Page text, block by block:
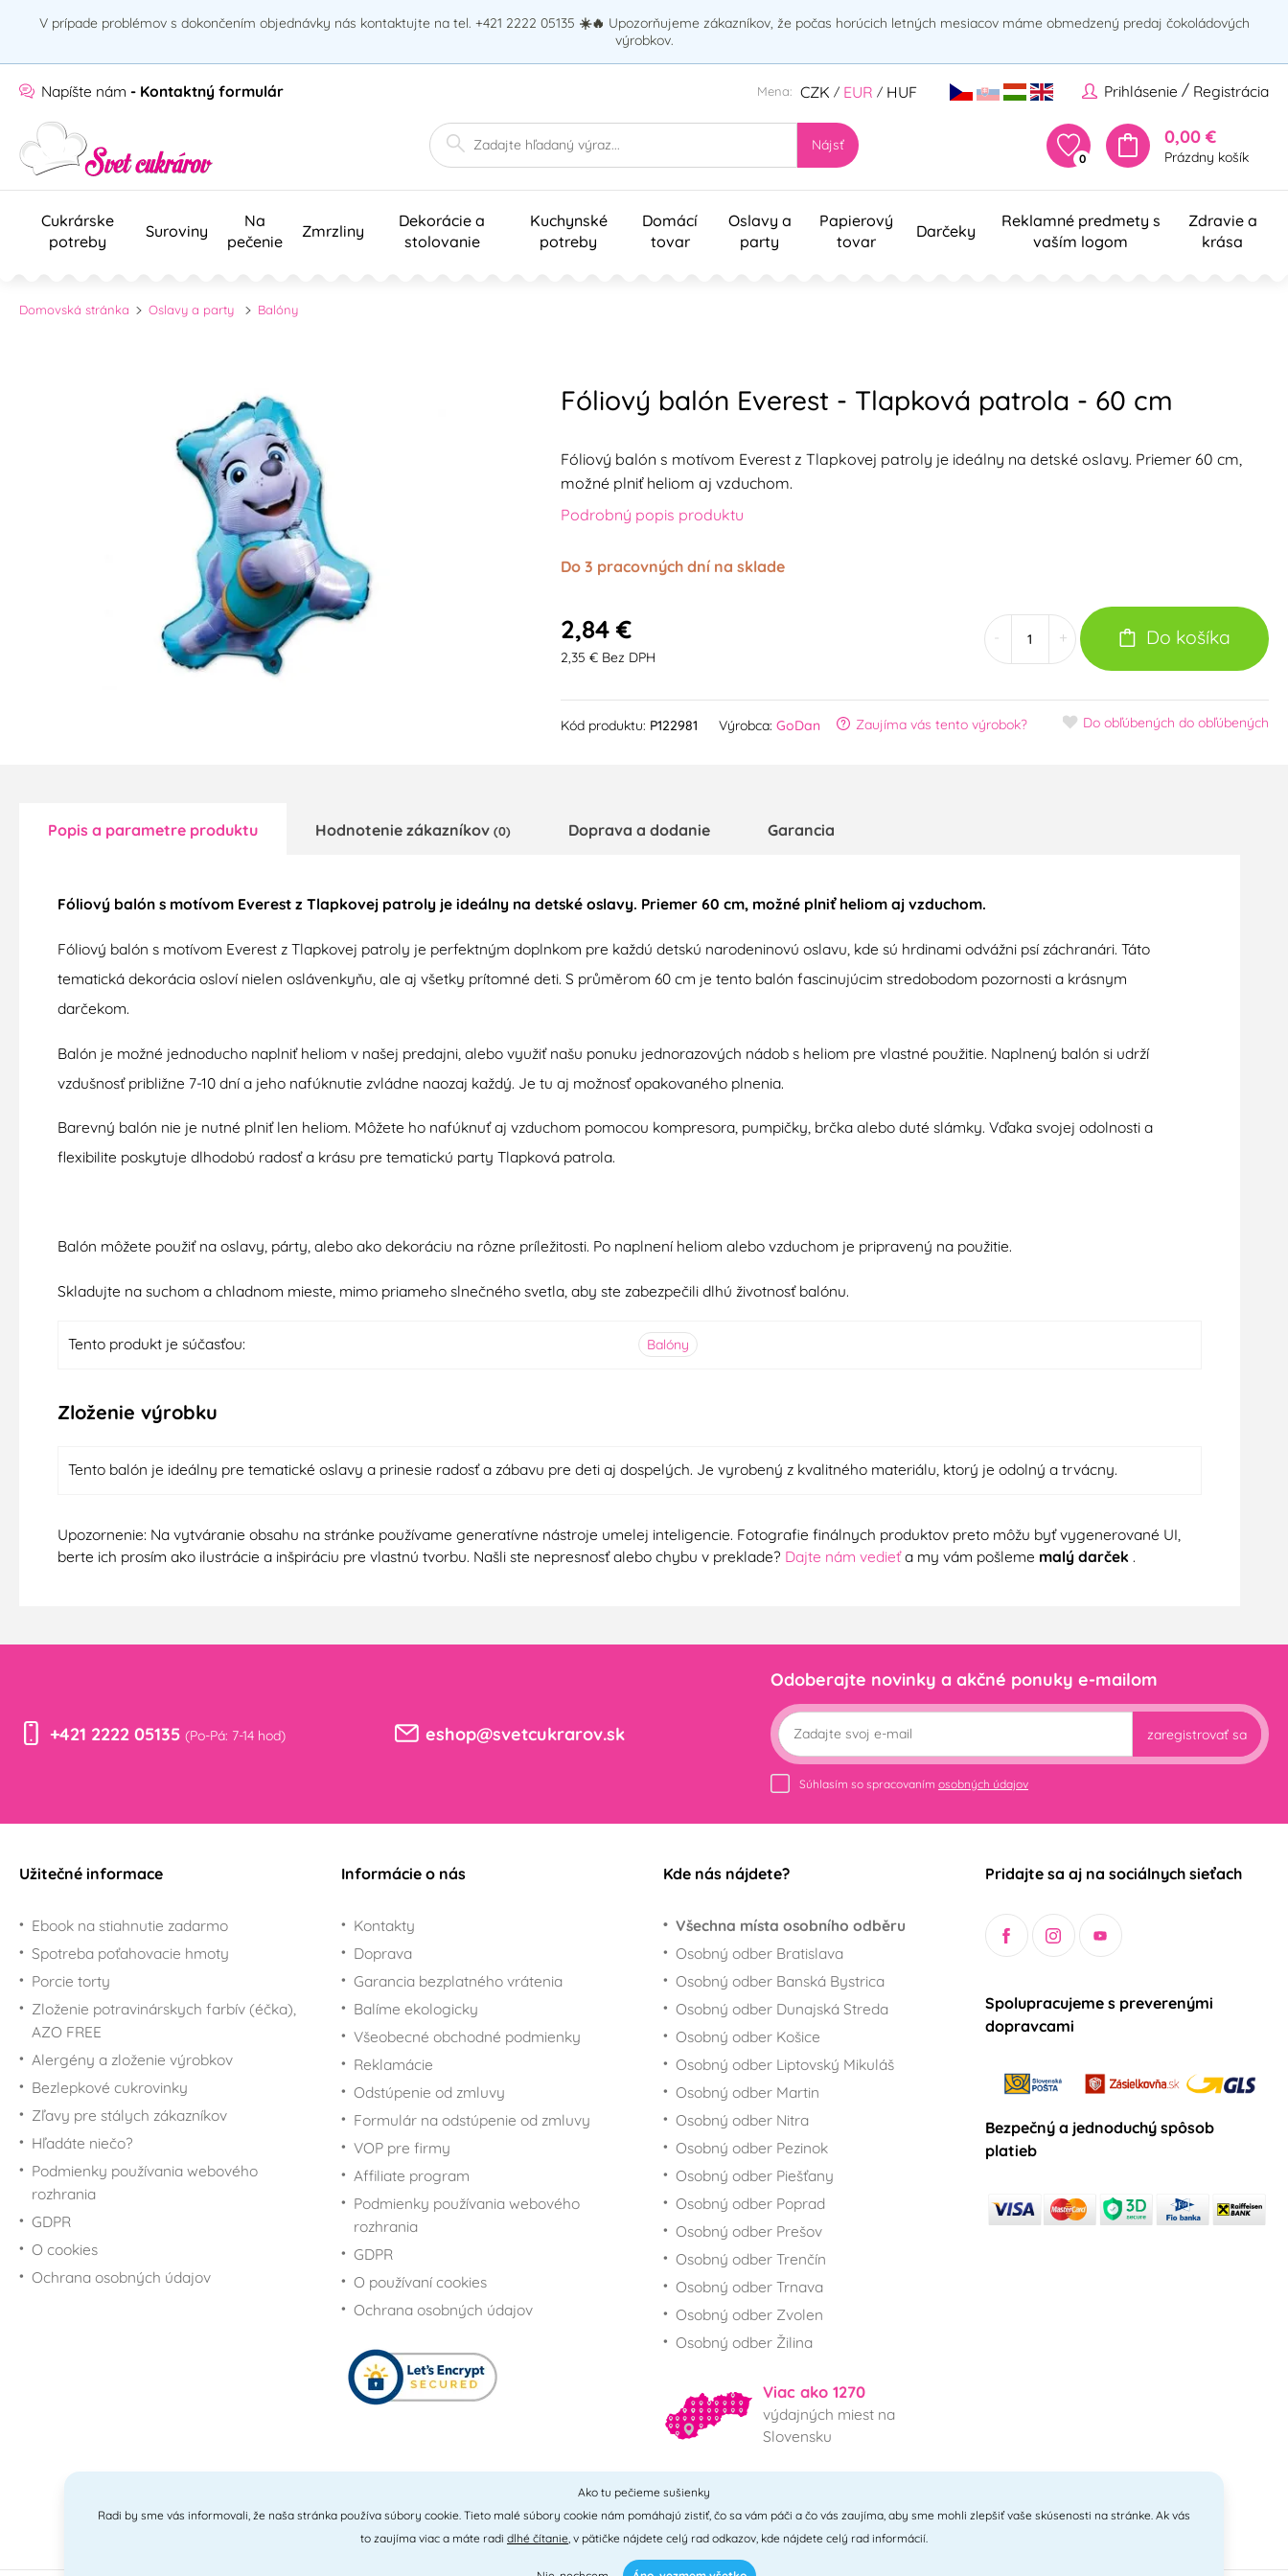
V prípade problémov s dokončením objednávky nás kontaktujte na tel. +421 2222 05135 ☀️🔥 Upozorňujeme zákazníkov, že počas horúcich letných mesiacov máme obmedzený predaj čokoládových
výrobkov.
Napíšte nám - Kontaktný formulár Prihlásenie / Registrácia
Mena: CZK / EUR / HUF
Nájsť
0
0,00 €
Prázdny košík
Cukrárske
potreby
Suroviny
Na
pečenie
Zmrzliny
Dekorácie a
stolovanie
Kuchynské
potreby
Domácí
tovar
Oslavy a
party
Papierový
tovar
Darčeky
Reklamné predmety s
vaším logom
Zdravie a
krása
Domovská stránka Oslavy a party Balóny
Fóliový balón Everest - Tlapková patrola - 60 cm
Fóliový balón s motívom Everest z Tlapkovej patroly je ideálny na detské oslavy. Priemer 60 cm,
možné plniť heliom aj vzduchom.
Podrobný popis produktu
Do 3 pracovných dní na sklade
2,84 €
2,35 € Bez DPH
+ Do košíka
Kód produktu: P122981 Výrobca: GoDan Zaujíma vás tento výrobok? Do obľúbených do obľúbených
Popis a parametre produktu Hodnotenie zákazníkov (0) Doprava a dodanie Garancia
Fóliový balón s motívom Everest z Tlapkovej patroly je ideálny na detské oslavy. Priemer 60 cm, možné plniť heliom aj vzduchom.
Fóliový balón s motívom Everest z Tlapkovej patroly je perfektným doplnkom pre každú detskú narodeninovú oslavu, kde sú hrdinami odvážni psí záchranári. Táto
tematická dekorácia osloví nielen oslávenkyňu, ale aj všetky prítomné deti. S průměrom 60 cm je tento balón fascinujúcim stredobodom pozornosti a krásnym
darčekom.
Balón je možné jednoducho naplniť heliom v našej predajni, alebo využiť našu ponuku jednorazových nádob s heliom pre vlastné použitie. Naplnený balón si udrží
vzdušnosť približne 7-10 dní a jeho nafúknutie zvládne naozaj každý. Je tu aj možnosť opakovaného plnenia.
Barevný balón nie je nutné plniť len heliom. Môžete ho nafúknuť aj vzduchom pomocou kompresora, pumpičky, brčka alebo duté slámky. Vďaka svojej odolnosti a
flexibilite poskytuje dlhodobú radosť a krásu pre tematickú party Tlapková patrola.
Balón môžete použiť na oslavy, párty, alebo ako dekoráciu na rôzne príležitosti. Po naplnení heliom alebo vzduchom je pripravený na použitie.
Skladujte na suchom a chladnom mieste, mimo priameho slnečného svetla, aby ste zabezpečili dlhú životnosť balónu.
Tento produkt je súčasťou: Balóny
Zloženie výrobku
Tento balón je ideálny pre tematické oslavy a prinesie radosť a zábavu pre deti aj dospelých. Je vyrobený z kvalitného materiálu, ktorý je odolný a trvácny.
Upozornenie: Na vytváranie obsahu na stránke používame generatívne nástroje umelej inteligencie. Fotografie finálnych produktov preto môžu byť vygenerované UI,
berte ich prosím ako ilustrácie a inšpiráciu pre vlastnú tvorbu. Našli ste nepresnosť alebo chybu v preklade? Dajte nám vedieťa my vám pošleme malý darček .
+421 2222 05135 (Po-Pá: 7-14 hod) eshop@svetcukrarov.sk
Odoberajte novinky a akčné ponuky e-mailom
zaregistrovať sa
Súhlasím so spracovaním osobných údajov
Užitečné informace
Ebook na stiahnutie zadarmo
Spotreba poťahovacie hmoty
Porcie torty
Zloženie potravinárskych farbív (éčka),
AZO FREE
Alergény a zloženie výrobkov
Bezlepkové cukrovinky
Zľavy pre stálych zákazníkov
Hľadáte niečo?
Podmienky používania webového
rozhrania
GDPR
O cookies
Ochrana osobných údajov
Informácie o nás
Kontakty
Doprava
Garancia bezplatného vrátenia
Balíme ekologicky
Všeobecné obchodné podmienky
Reklamácie
Odstúpenie od zmluvy
Formulár na odstúpenie od zmluvy
VOP pre firmy
Affiliate program
Podmienky používania webového
rozhrania
GDPR
O používaní cookies
Ochrana osobných údajov
Kde nás nájdete?
Všechna místa osobního odběru
Osobný odber Bratislava
Osobný odber Banská Bystrica
Osobný odber Dunajská Streda
Osobný odber Košice
Osobný odber Liptovský Mikuláš
Osobný odber Martin
Osobný odber Nitra
Osobný odber Pezinok
Osobný odber Piešťany
Osobný odber Poprad
Osobný odber Prešov
Osobný odber Trenčín
Osobný odber Trnava
Osobný odber Zvolen
Osobný odber Žilina
Viac ako 1270
výdajných miest na
Slovensku
Všetky miesta
Pridajte sa aj na sociálnych sieťach
Spolupracujeme s preverenými
dopravcami
Bezpečný a jednoduchý spôsob
platieb
Ako tu pečieme sušienky
Radi by sme vás informovali, že naša stránka používa súbory cookie. Tieto malé súbory cookie nám pomáhajú zistiť, čo sa vám páči a čo vás zaujíma, aby sme mohli zlepšiť vaše skúsenosti na stránke. Ak vás
to zaujíma viac a máte radi dlhé čítanie, v pätičke nájdete celý rad odkazov, kde nájdete celý rad informácií.